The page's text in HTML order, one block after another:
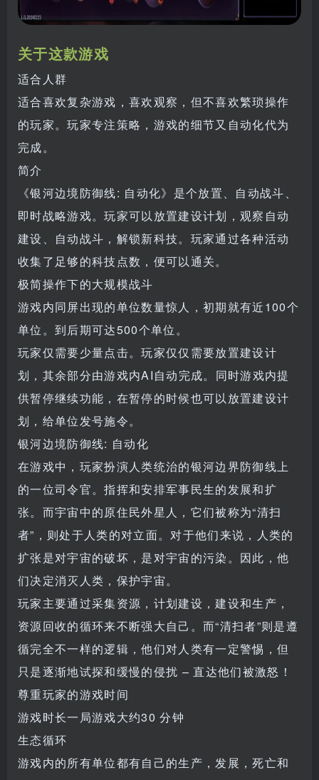
关于这款游戏
适合人群
适合喜欢复杂游戏，喜欢观察，但不喜欢繁琐操作
的玩家。玩家专注策略，游戏的细节又自动化代为
完成。
简介
《银河边境防御线: 自动化》是个放置、自动战斗、
即时战略游戏。玩家可以放置建设计划，观察自动
建设、自动战斗，解锁新科技。玩家通过各种活动
收集了足够的科技点数，便可以通关。
极简操作下的大规模战斗
游戏内同屏出现的单位数量惊人，初期就有近100个
单位。到后期可达500个单位。
玩家仅需要少量点击。玩家仅仅需要放置建设计
划，其余部分由游戏内AI自动完成。同时游戏内提
供暂停继续功能，在暂停的时候也可以放置建设计
划，给单位发号施令。
银河边境防御线: 自动化
在游戏中，玩家扮演人类统治的银河边界防御线上
的一位司令官。指挥和安排军事民生的发展和扩
张。而宇宙中的原住民外星人，它们被称为“清扫
者”，则处于人类的对立面。对于他们来说，人类的
扩张是对宇宙的破坏，是对宇宙的污染。因此，他
们决定消灭人类，保护宇宙。
玩家主要通过采集资源，计划建设，建设和生产，
资源回收的循环来不断强大自己。而“清扫者”则是遵
循完全不一样的逻辑，他们对人类有一定警惕，但
只是逐渐地试探和缓慢的侵扰 – 直达他们被激怒！
尊重玩家的游戏时间
游戏时长一局游戏大约30 分钟
生态循环
游戏内的所有单位都有自己的生产，发展，死亡和